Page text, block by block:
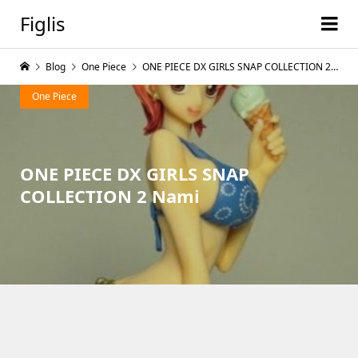
Figlis
ONE PIECE DX GIRLS SNAP
COLLECTION 2 Nami
One Piece
Blog One Piece ONE PIECE DX GIRLS SNAP COLLECTION 2 Nami